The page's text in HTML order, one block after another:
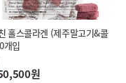
홀스콜라겐 (제주말고기&콜
개입
원